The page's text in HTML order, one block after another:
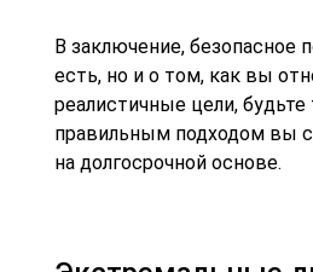
В заключение, безопасное
есть, но и о том, как вы
реалистичные цели,
правильным подходом вы
на долгосрочной основе.